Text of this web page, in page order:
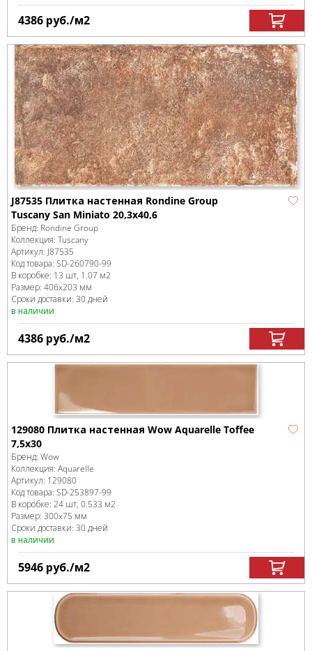
4386 руб./м2
J87535 Плитка настенная Rondine Group
Tuscany San Miniato 20,3x40,6
Бренд: Rondine Group
Коллекция: Tuscany
Артикул: J87535
Код товара: SD-260790-99
В коробке: 13 шт, 1.07 м2
Размер: 406x203 мм
Сроки доставки: 30 дней
в наличии
4386 руб./м2
129080 Плитка настенная Wow Aquarelle Toffee
7,5x30
Бренд: Wow
Коллекция: Aquarelle
Артикул: 129080
Код товара: SD-253897-99
В коробке: 24 шт, 0.533 м2
Размер: 300x75 мм
Сроки доставки: 30 дней
в наличии
5946 руб./м2